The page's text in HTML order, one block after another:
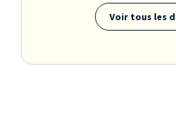
Voir tous les